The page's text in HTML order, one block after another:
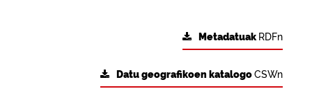
Metadatuak RDFn
Datu geografikoen katalogoCSWn